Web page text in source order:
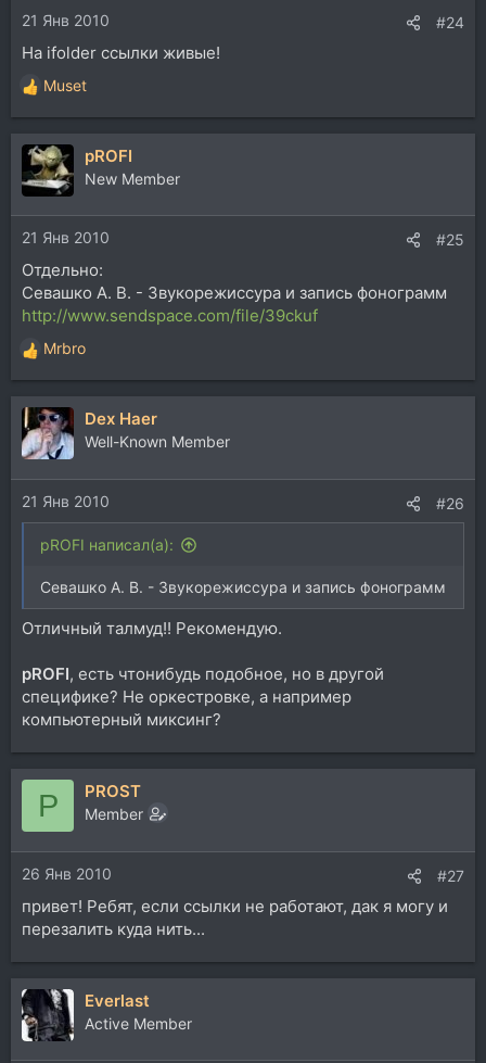
21 Янв 2010 #24
На ifolder ссылки живые!
Р
е
а
к
ц
и
и
:
Muset
pROFI
New Member
21 Янв 2010 #25
Отдельно:
Севашко А. В. - Звукорежиссура и запись фонограмм
http://www.sendspace.com/file/39ckuf
Р
е
а
к
ц
и
и
:
Mrbro
Dex Haer
Well-Known Member
21 Янв 2010 #26
pROFI написал(а):
Севашко А. В. - Звукорежиссура и запись фонограмм
Отличный талмуд!! Рекомендую.
pROFI, есть чтонибудь подобное, но в другой
специфике? Не оркестровке, а например
компьютерный миксинг?
P PROST
Member
26 Янв 2010 #27
привет! Ребят, если ссылки не работают, дак я могу и
перезалить куда нить...
Everlast
Active Member